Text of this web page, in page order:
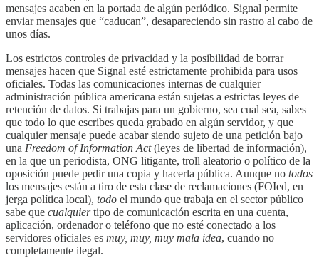
mensajes acaben en la portada de algún periódico. Signal permite
enviar mensajes que “caducan”, desapareciendo sin rastro al cabo de
unos días.
Los estrictos controles de privacidad y la posibilidad de borrar
mensajes hacen que Signal esté estrictamente prohibida para usos
oficiales. Todas las comunicaciones internas de cualquier
administración pública americana están sujetas a estrictas leyes de
retención de datos. Si trabajas para un gobierno, sea cual sea, sabes
que todo lo que escribes queda grabado en algún servidor, y que
cualquier mensaje puede acabar siendo sujeto de una petición bajo
una Freedom of Information Act(leyes de libertad de información),
en la que un periodista, ONG litigante, troll aleatorio o político de la
oposición puede pedir una copia y hacerla pública. Aunque no todos
los mensajes están a tiro de esta clase de reclamaciones (FOIed, en
jerga política local), todo el mundo que trabaja en el sector público
sabe que cualquiertipo de comunicación escrita en una cuenta,
aplicación, ordenador o teléfono que no esté conectado a los
servidores oficiales es muy, muy, muy mala idea, cuando no
completamente ilegal.